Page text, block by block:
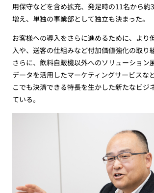
用保守などを含め拡充、発足時の11名から約
増え、単独の事業部として独立も決まった。
お客様への導入をさらに進めるために、より
入や、送客の仕組みなど付加価値強化の取り
さらに、飲料自販機以外へのソリューション
データを活用したマーケティングサービスな
こでも決済できる特長を生かした新たなビジ
ている。